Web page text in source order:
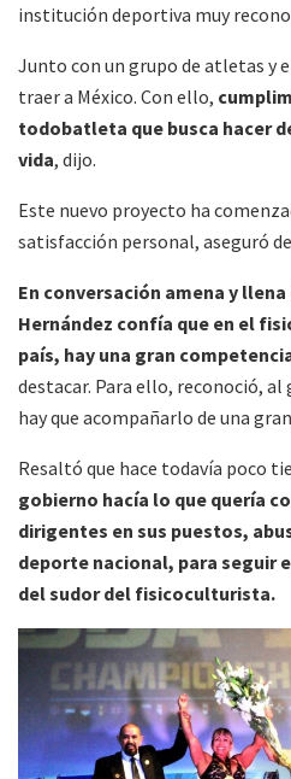
institución deportiva muy
Junto con un grupo de atletas y
traer a México. Con ello,
todobatleta que busca hacer
vida, dijo.
Este nuevo proyecto ha
satisfacción personal, aseguró
En conversación amena y
Hernández confía que en el
país, hay una gran
destacar. Para ello, reconoció,
hay que acompañarlo de una
Resaltó que hace todavía poco
gobierno hacía lo que quería
dirigentes en sus puestos,
deporte nacional, para seguir
del sudor del fisicoculturista.